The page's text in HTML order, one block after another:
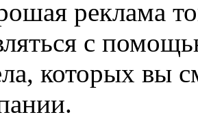
реклама
с
которых вы